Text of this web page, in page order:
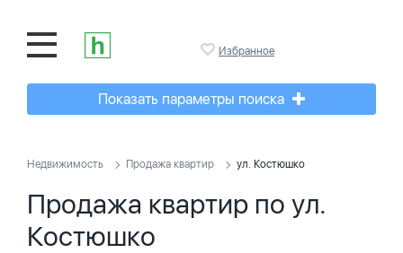
Избранное
Показать параметры поиска
Недвижимость Продажа квартир ул. Костюшко
Продажа квартир по ул.
Костюшко